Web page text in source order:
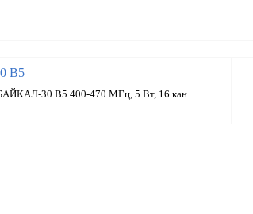
В5
30 В5 400-470 МГц, 5 Вт, 16 кан.